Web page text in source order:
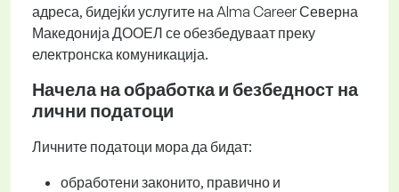
адреса, бидејќи услугите на Alma Career Северна
Македонија ДООЕЛ се обезбедуваат преку
електронска комуникација.
Начела на обработка и безбедност на
лични податоци
Личните податоци мора да бидат:
обработени законито, правично и